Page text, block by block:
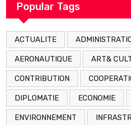
Popular Tags
ACTUALITE
AERONAUTIQUE ART&
CONTRIBUTION
DIPLOMATIE ECONOMIE
ENVIRONNEMENT